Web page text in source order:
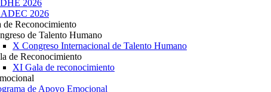
2026
2026
de Reconocimiento
de Talento Humano
X Congreso Internacional de Talento Humano
de Reconocimiento
XI Gala de reconocimiento
de Apoyo Emocional